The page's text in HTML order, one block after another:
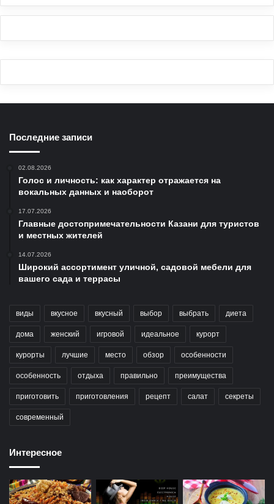
Последние записи
02.08.2026
Голос и личность: как характер отражается на
вокальных данных и наоборот
17.07.2026
Главные достопримечательности Казани для туристов
и местных жителей
14.07.2026
Широкий ассортимент уличной, садовой мебели для
вашего сада и террасы
виды вкусное вкусный выбор выбрать диета
дома женский игровой идеальное курорт
курорты лучшие место обзор особенности
особенность отдыха правильно преимущества
приготовить приготовления рецепт салат секреты
современный
Интересное